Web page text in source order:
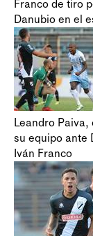
Franco de tiro
Danubio en el
Leandro
su equipo ante
Iván Franco